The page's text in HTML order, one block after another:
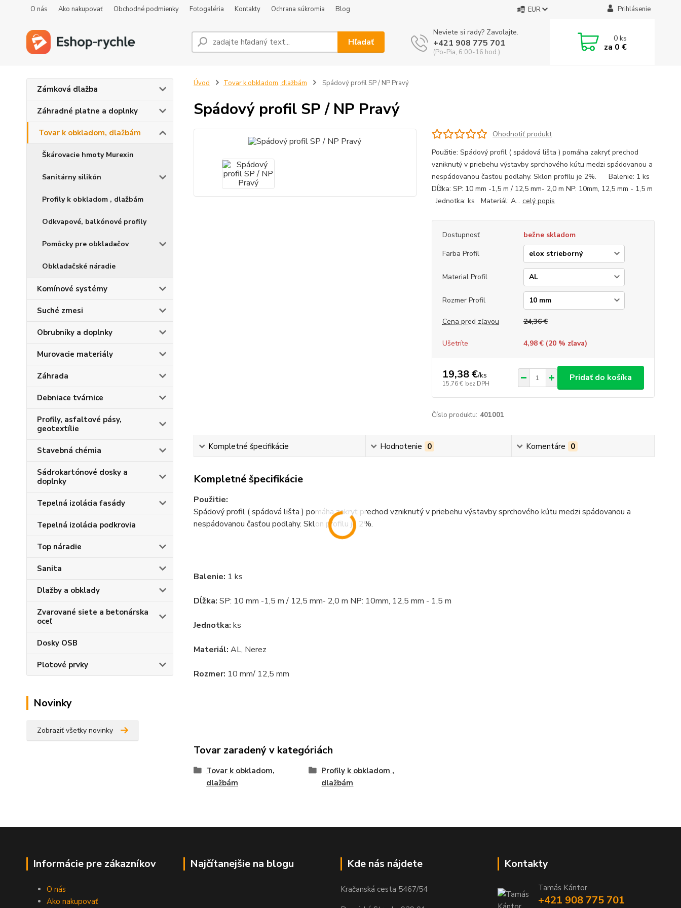
O nás Ako nakupovať Obchodné podmienky Fotogaléria Kontakty Ochrana súkromia Blog EUR Prihlásenie
Hľadať
Neviete si rady? Zavolajte.
+421 908 775 701
(Po-Pia, 6:00-16 hod.)
0ks
za 0 €
Zámková dlažba
Záhradné platne a doplnky
Tovar k obkladom, dlažbám
Škárovacie hmoty Murexin
Sanitárny silikón
Profily k obkladom , dlažbám
Odkvapové, balkónové profily
Pomôcky pre obkladačov
Obkladačské náradie
Komínové systémy
Suché zmesi
Obrubníky a doplnky
Murovacie materiály
Záhrada
Debniace tvárnice
Profily, asfaltové pásy,
geotextílie
Stavebná chémia
Sádrokartónové dosky a
doplnky
Tepelná izolácia fasády
Tepelná izolácia podkrovia
Top náradie
Sanita
Dlažby a obklady
Zvarované siete a betonárska
oceľ
Dosky OSB
Plotové prvky
Novinky
Zobraziť všetky novinky
Úvod Tovar k obkladom, dlažbám Spádový profil SP / NP Pravý
Spádový profil SP / NP Pravý
Ohodnotiť produkt
Použitie: Spádový profil ( spádová lišta ) pomáha zakryť prechod
vzniknutý v priebehu výstavby sprchového kútu medzi spádovanou a
nespádovanou časťou podlahy. Sklon profilu je 2%. Balenie: 1 ks
Dĺžka: SP: 10 mm -1,5 m / 12,5 mm- 2,0 m NP: 10mm, 12,5 mm - 1,5 m
Jednotka: ks Materiál: A... celý popis
Dostupnosť
bežne skladom
Farba Profil
Material Profil
Rozmer Profil
Cena pred zľavou 24,36 €
Ušetríte 4,98 € (20% zľava)
19,38 €/ks
15,76 € bez DPH
Pridať do košíka
Číslo produktu: 401001
Kompletné špecifikácie Hodnotenie 0 Komentáre 0
Kompletné špecifikácie
Použitie:
Spádový profil ( spádová lišta ) pomáha zakryť prechod vzniknutý v priebehu výstavby sprchového kútu medzi spádovanou a
nespádovanou časťou podlahy. Sklon profilu je 2%.
Balenie: 1 ks
Dĺžka: SP: 10 mm -1,5 m / 12,5 mm- 2,0 m NP: 10mm, 12,5 mm - 1,5 m
Jednotka: ks
Materiál: AL, Nerez
Rozmer: 10 mm/ 12,5 mm
Tovar zaradený v kategóriách
Tovar k obkladom,
dlažbám
Profily k obkladom ,
dlažbám
Informácie pre zákazníkov
O nás
Ako nakupovať
Najčítanejšie na blogu Kde nás nájdete
Kračanská cesta 5467/54
Kontakty
Tamás Kántor
+421 908 775 701